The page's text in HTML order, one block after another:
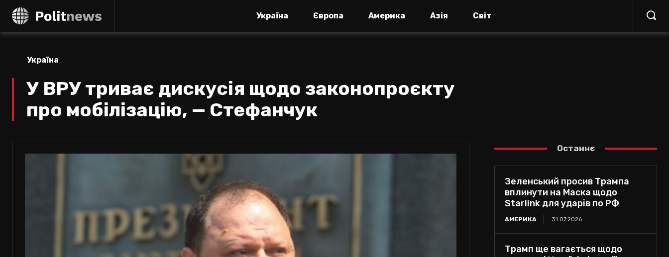
Україна Європа Америка Азія Світ
Україна
У ВРУ триває дискусія щодо законопроєкту
про мобілізацію, — Стефанчук
Останнє
Зеленський просив Трампа
вплинути на Маска щодо
Starlink для ударів по РФ
АМЕРИКА 31.07.2026
Трамп ще вагається щодо